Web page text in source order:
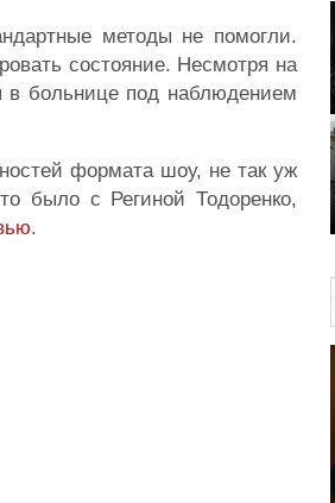
методы не помогли.
состояние. Несмотря на
в больнице под наблюдением
формата шоу, не так уж
было с Региной Тодоренко,
.